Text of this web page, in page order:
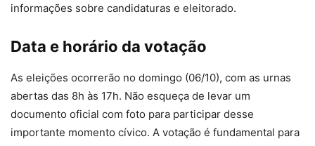
informações sobre candidaturas e eleitorado.
Data e horário da votação
As eleições ocorrerão no domingo (06/10), com as urnas
abertas das 8h às 17h. Não esqueça de levar um
documento oficial com foto para participar desse
importante momento cívico. A votação é fundamental para